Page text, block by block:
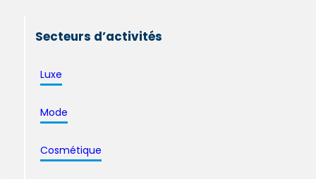
Secteurs d’activités
Luxe
Mode
Cosmétique